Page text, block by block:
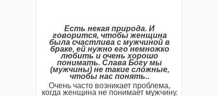
Есть некая природа. И
говорится, чтобы женщина
была счастлива с мужчиной в
браке, ей нужно его немножко
любить и очень хорошо
понимать. Слава Богу мы
(мужчины) не такие сложные,
чтобы нас понять..
Очень часто возникает проблема,
когда женщина не понимает мужчину.